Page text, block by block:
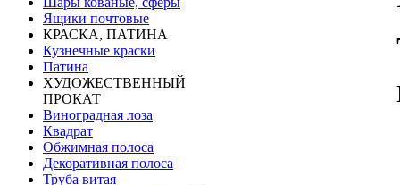
Ящики почтовые
КРАСКА, ПАТИНА
Кузнечные краски
Патина
ХУДОЖЕСТВЕННЫЙ
ПРОКАТ
Виноградная лоза
Квадрат
Обжимная полоса
Декоративная полоса
Труба витая